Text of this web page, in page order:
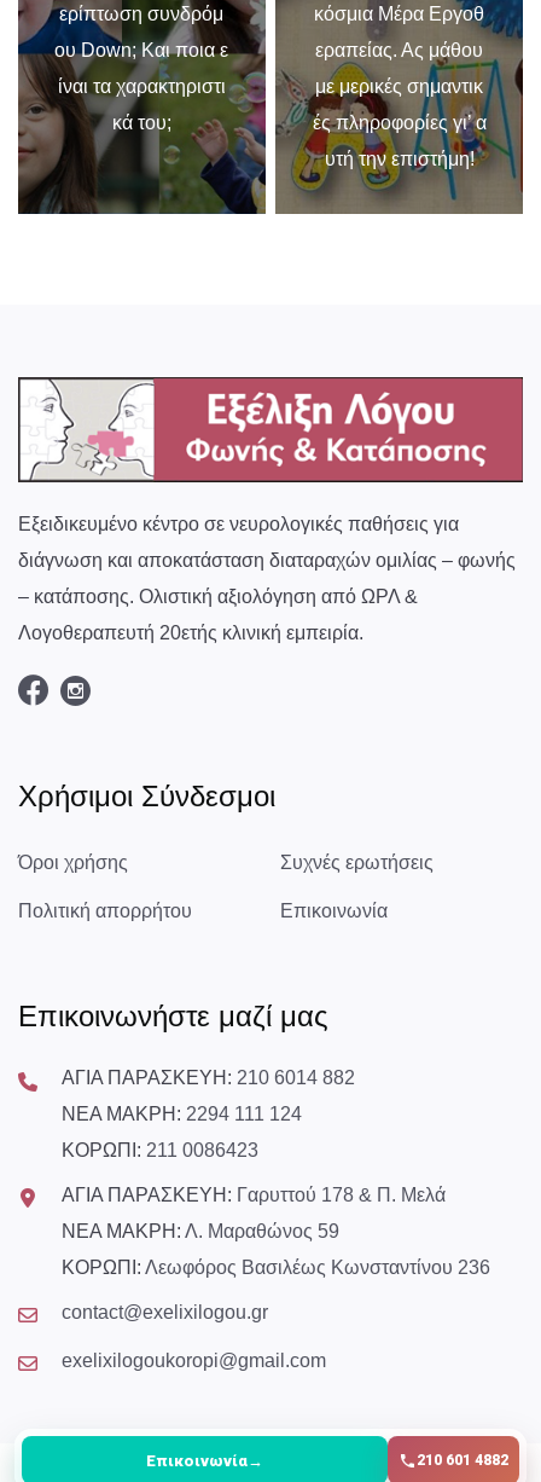
ερίπτωση συνδρόμ
ου Down; Και ποια ε
ίναι τα χαρακτηριστι
κά του;
κόσμια Μέρα Εργοθ
εραπείας. Ας μάθου
με μερικές σημαντικ
ές πληροφορίες γι’ α
υτή την επιστήμη!
Εξειδικευμένο κέντρο σε νευρολογικές παθήσεις για
διάγνωση και αποκατάσταση διαταραχών ομιλίας – φωνής
– κατάποσης. Ολιστική αξιολόγηση από ΩΡΛ &
Λογοθεραπευτή 20ετής κλινική εμπειρία.
Χρήσιμοι Σύνδεσμοι
Όροι χρήσης
Πολιτική απορρήτου
Συχνές ερωτήσεις
Επικοινωνία
Επικοινωνήστε μαζί μας
ΑΓΙΑ ΠΑΡΑΣΚΕΥΗ: 210 6014 882
ΝΕΑ ΜΑΚΡΗ: 2294 111 124
ΚΟΡΩΠΙ: 211 0086423
ΑΓΙΑ ΠΑΡΑΣΚΕΥΗ: Γαρυττού 178 & Π. Μελά
ΝΕΑ ΜΑΚΡΗ: Λ. Μαραθώνος 59
ΚΟΡΩΠΙ: Λεωφόρος Βασιλέως Κωνσταντίνου 236
contact@exelixilogou.gr
exelixilogoukoropi@gmail.com
All Rights Reserved exelixilogou
Επικοινωνία→ 210 601 4882